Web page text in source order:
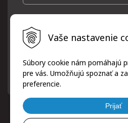
Vaše nastavenie
Súbory cookie nám pomáhajú
pre vás. Umožňujú spoznať a
preferencie.
Prijať
Vaše osobné údaje (email) budeme
účelom v súlade s platnou
osobných údajov. Súhlas potvrdíte
písomne, emailom alebo kliknutím
informačného emailu.